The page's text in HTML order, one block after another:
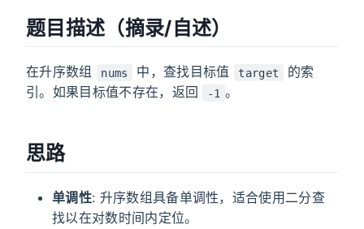
题目描述（摘录/自述）
在升序数组 nums 中，查找目标值 target
的索
引。如果目标值不存在，返回
-1 。
思路
单调性: 升序数组具备单调性，适合使用二分查
找以在对数时间内定位。